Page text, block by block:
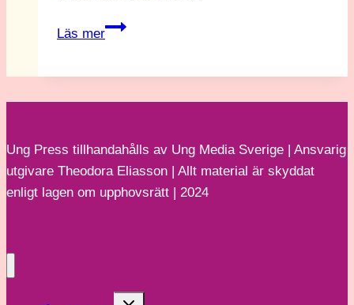
Läs mer
Intervju:
–
”Sänk
röståldern
Ung Press tillhandahålls av Ung Media Sverige | Ansvarig
utgivare Theodora Eliasson | Allt material är skyddat
enligt lagen om upphovsrätt | 2024
Toggle